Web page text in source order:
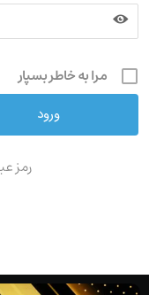
مرا به خاطر بسپار
رمز